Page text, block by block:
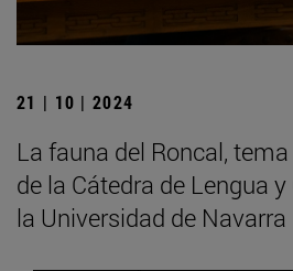
21 | 10 | 2024
La fauna del Roncal,
de la Cátedra de Lengua
la Universidad de Navarra